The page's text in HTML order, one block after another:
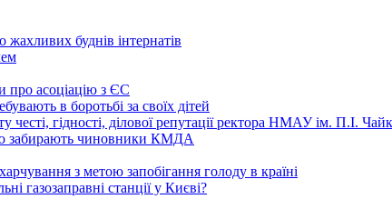
буднів інтернатів
про асоціацію з ЄС
в боротьбі за своїх дітей
гідності, ділової репутації ректора НМАУ ім. П.І.
забирають чиновники КМДА
з метою запобігання голоду в країні
газозаправні станції у Києві?